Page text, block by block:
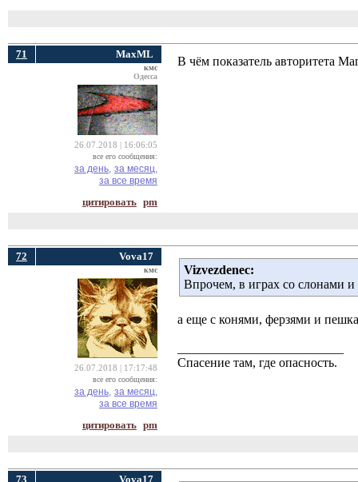
71 MaxML
кмс
Одесса
26.07.2018 | 16:06:05
все его сообщения:
за день, за месяц,
за все время
цитировать pm
В чём показатель авторитета
72 Vova17
кмс
26.07.2018 | 17:17:48
все его сообщения:
за день, за месяц,
за все время
цитировать pm
Vizvezdenec:
Впрочем, в играх со слонами и
а еще с конями, ферзями и
Спасение там, где опасность.
73 Vova17